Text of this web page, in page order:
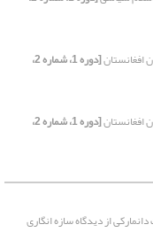
افغانستان [دوره 1، شماره 2،
افغانستان [دوره 1، شماره 2،
از دیدگاه سازه انگاری